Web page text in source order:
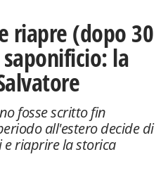
riapre (dopo 30
la
fosse scritto fin
all'estero decide di
riaprire la storica